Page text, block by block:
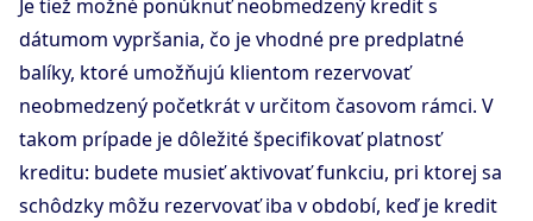
Je tiež možné ponúknuť neobmedzený kredit s
dátumom vypršania, čo je vhodné pre predplatné
balíky, ktoré umožňujú klientom rezervovať
neobmedzený početkrát v určitom časovom rámci. V
takom prípade je dôležité špecifikovať platnosť
kreditu: budete musieť aktivovať funkciu, pri ktorej sa
schôdzky môžu rezervovať iba v období, keď je kredit